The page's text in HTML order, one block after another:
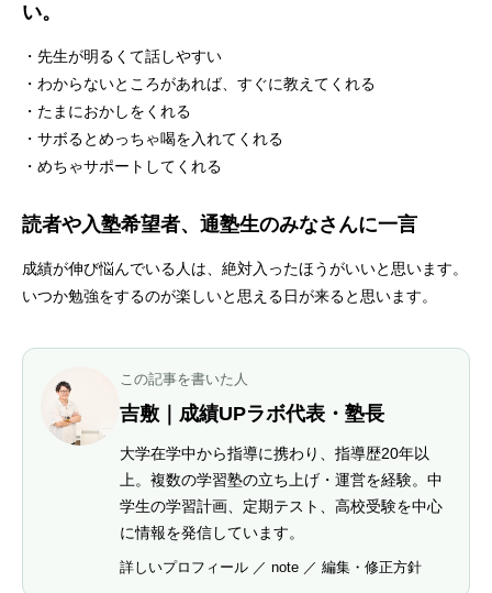
い。
・先生が明るくて話しやすい
・わからないところがあれば、すぐに教えてくれる
・たまにおかしをくれる
・サボるとめっちゃ喝を入れてくれる
・めちゃサポートしてくれる
読者や入塾希望者、通塾生のみなさんに一言
成績が伸び悩んでいる人は、絶対入ったほうがいいと思います。
いつか勉強をするのが楽しいと思える日が来ると思います。
この記事を書いた人
吉敷｜成績UPラボ代表・塾長
大学在学中から指導に携わり、指導歴20年以
上。複数の学習塾の立ち上げ・運営を経験。中
学生の学習計画、定期テスト、高校受験を中心
に情報を発信しています。
詳しいプロフィール ／ note ／ 編集・修正方針